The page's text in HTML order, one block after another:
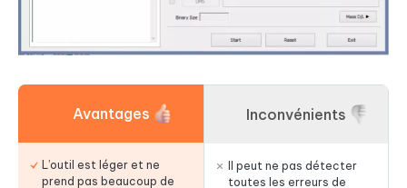
Avantages
L’outil est léger et ne
prend pas beaucoup de
Inconvénients
Il peut ne pas détecter
toutes les erreurs de